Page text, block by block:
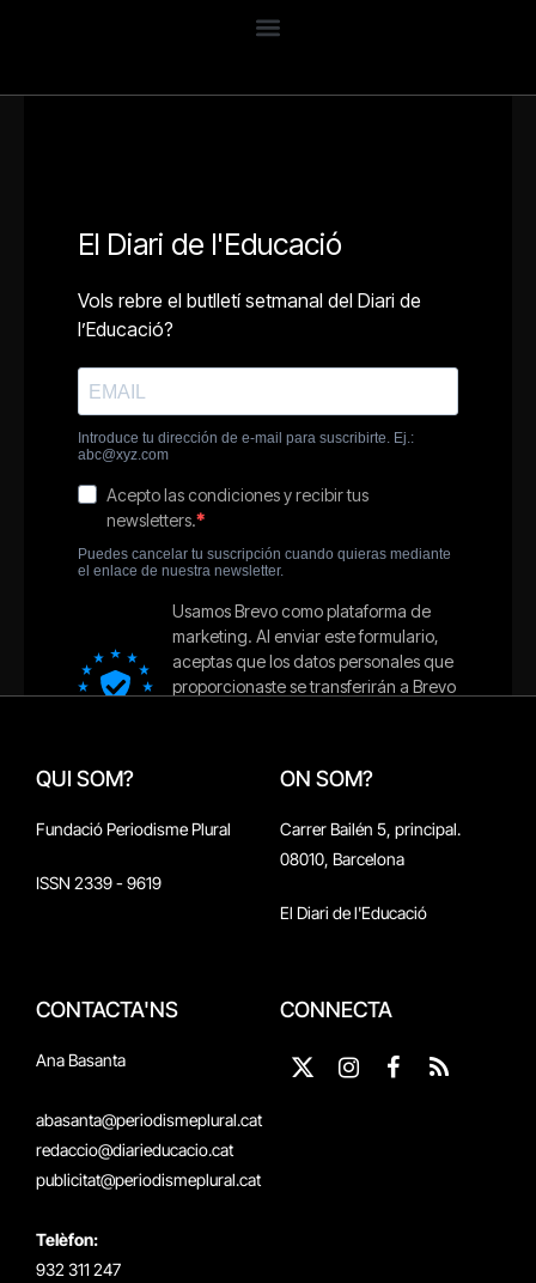
QUI SOM?
Fundació Periodisme Plural
ISSN 2339 - 9619
ON SOM?
Carrer Bailén 5, principal.
08010, Barcelona
El Diari de l'Educació
CONTACTA'NS
Ana Basanta
abasanta@periodismeplural.cat
redaccio@diarieducacio.cat
publicitat@periodismeplural.cat
Telèfon:
932 311 247
CONNECTA
X
Instagram
Facebook
RSS